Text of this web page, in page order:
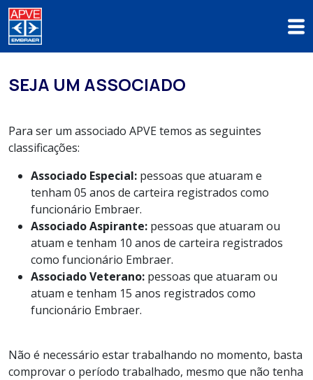
SEJA UM ASSOCIADO
Para ser um associado APVE temos as seguintes
classificações:
Associado Especial: pessoas que atuaram e
tenham 05 anos de carteira registrados como
funcionário Embraer.
Associado Aspirante: pessoas que atuaram ou
atuam e tenham 10 anos de carteira registrados
como funcionário Embraer.
Associado Veterano: pessoas que atuaram ou
atuam e tenham 15 anos registrados como
funcionário Embraer.
Não é necessário estar trabalhando no momento, basta
comprovar o período trabalhado, mesmo que não tenha